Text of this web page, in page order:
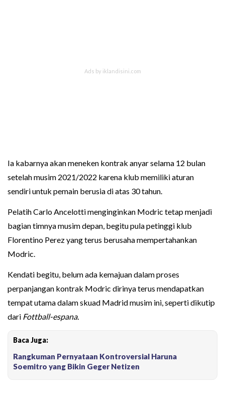
Ia kabarnya akan meneken kontrak anyar selama 12 bulan
setelah musim 2021/2022 karena klub memiliki aturan
sendiri untuk pemain berusia di atas 30 tahun.
Pelatih Carlo Ancelotti menginginkan Modric tetap menjadi
bagian timnya musim depan, begitu pula petinggi klub
Florentino Perez yang terus berusaha mempertahankan
Modric.
Kendati begitu, belum ada kemajuan dalam proses
perpanjangan kontrak Modric dirinya terus mendapatkan
tempat utama dalam skuad Madrid musim ini, seperti dikutip
dari Fottball-espana.
Baca Juga:
Rangkuman Pernyataan Kontroversial Haruna
Soemitro yang Bikin Geger Netizen